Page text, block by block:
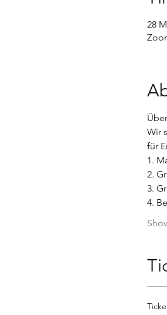
28
Wir
für
1.
2.
3.
4.